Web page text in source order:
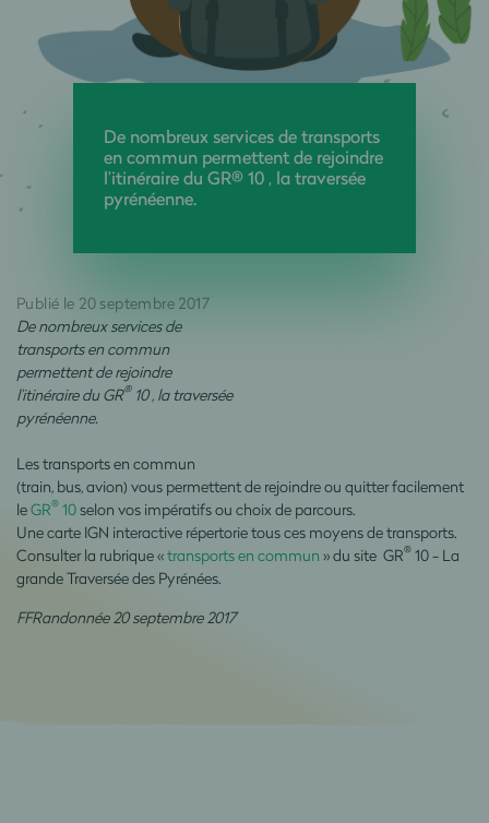
De nombreux services de transports
en commun permettent de rejoindre
l’itinéraire du GR® 10 , la traversée
pyrénéenne.
Publié le 20 septembre 2017
De nombreux services de
transports en commun
permettent de rejoindre
l’itinéraire du GR®10 , la traversée
pyrénéenne.
Les transports en commun
(train, bus, avion) vous permettent de rejoindre ou quitter facilement
leGR® 10 selon vos impératifs ou choix de parcours.
Une carte IGN interactive répertorie tous ces moyens de transports.
Consulter la rubrique «transports en commun » du site GR® 10 - La
grande Traversée des Pyrénées.
FFRandonnée 20 septembre 2017